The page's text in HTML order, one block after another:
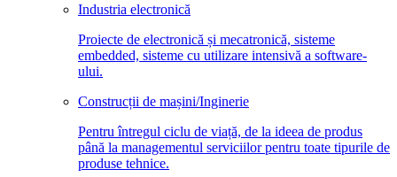
Industria electronică
Proiecte de electronică și mecatronică, sisteme
embedded, sisteme cu utilizare intensivă a software-
ului.
Construcții de mașini/Inginerie
Pentru întregul ciclu de viață, de la ideea de produs
până la managementul serviciilor pentru toate tipurile de
produse tehnice.